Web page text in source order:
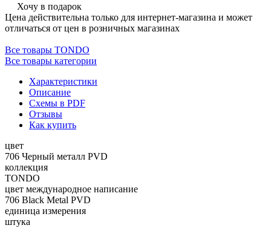
Хочу в подарок
Цена действительна только для интернет-магазина и может
отличаться от цен в розничных магазинах
Все товары TONDO
Все товары категории
Характеристики
Описание
Схемы в PDF
Отзывы
Как купить
цвет
706 Черный металл PVD
коллекция
TONDO
цвет международное написание
706 Black Metal PVD
единица измерения
штука